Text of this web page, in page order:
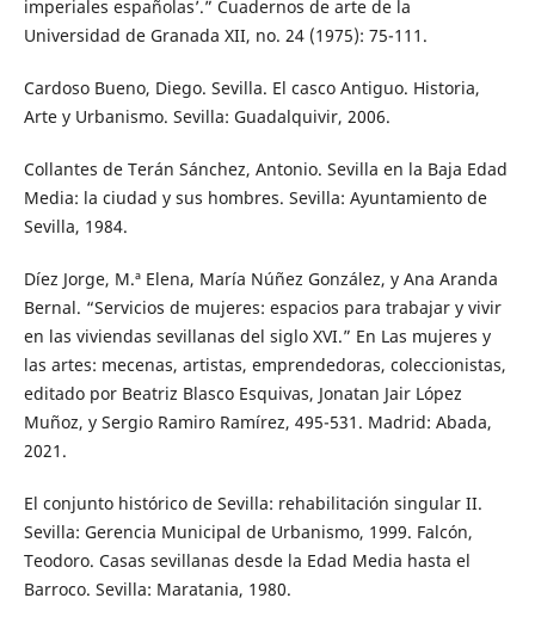
imperiales españolas’.” Cuadernos de arte de la
Universidad de Granada XII, no. 24 (1975): 75-111.
Cardoso Bueno, Diego. Sevilla. El casco Antiguo. Historia,
Arte y Urbanismo. Sevilla: Guadalquivir, 2006.
Collantes de Terán Sánchez, Antonio. Sevilla en la Baja Edad
Media: la ciudad y sus hombres. Sevilla: Ayuntamiento de
Sevilla, 1984.
Díez Jorge, M.ª Elena, María Núñez González, y Ana Aranda
Bernal. “Servicios de mujeres: espacios para trabajar y vivir
en las viviendas sevillanas del siglo XVI.” En Las mujeres y
las artes: mecenas, artistas, emprendedoras, coleccionistas,
editado por Beatriz Blasco Esquivas, Jonatan Jair López
Muñoz, y Sergio Ramiro Ramírez, 495-531. Madrid: Abada,
2021.
El conjunto histórico de Sevilla: rehabilitación singular II.
Sevilla: Gerencia Municipal de Urbanismo, 1999. Falcón,
Teodoro. Casas sevillanas desde la Edad Media hasta el
Barroco. Sevilla: Maratania, 1980.